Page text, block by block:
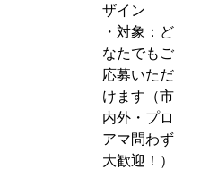
ザイン
・対象：ど
なたでもご
応募いただ
けます（市
内外・プロ
アマ問わず
大歓迎！）